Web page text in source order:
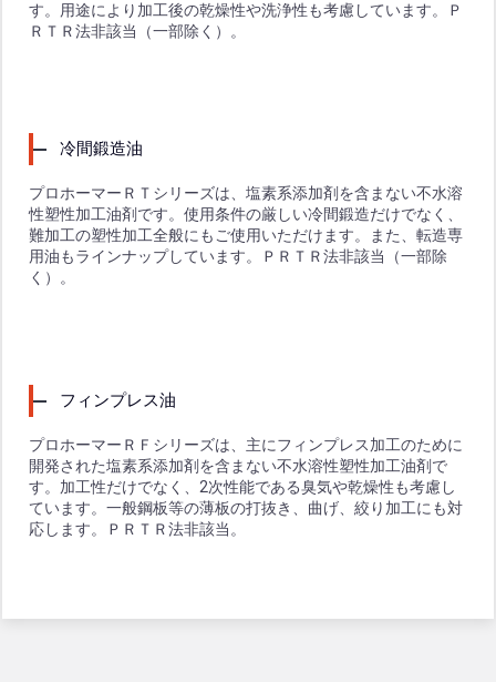
す。用途により加工後の乾燥性や洗浄性も考慮しています。Ｐ
ＲＴＲ法非該当（一部除く）。
冷間鍛造油
プロホーマーＲＴシリーズは、塩素系添加剤を含まない不水溶
性塑性加工油剤です。使用条件の厳しい冷間鍛造だけでなく、
難加工の塑性加工全般にもご使用いただけます。また、転造専
用油もラインナップしています。ＰＲＴＲ法非該当（一部除
く）。
フィンプレス油
プロホーマーＲＦシリーズは、主にフィンプレス加工のために
開発された塩素系添加剤を含まない不水溶性塑性加工油剤で
す。加工性だけでなく、2次性能である臭気や乾燥性も考慮し
ています。一般鋼板等の薄板の打抜き、曲げ、絞り加工にも対
応します。ＰＲＴＲ法非該当。